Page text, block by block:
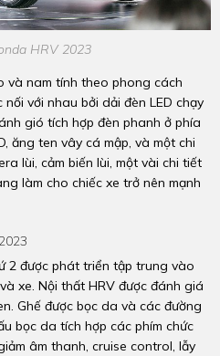
HRV 2023
và nam tính theo phong cách
với nhau bởi dải đèn LED chạy
gió tích hợp đèn phanh ở phía
ăng ten vây cá mập, và một chi
lùi, cảm biến lùi, một vài chi tiết
làm cho chiếc xe trở nên mạnh
2 được phát triển tập trung vào
xe. Nội thất HRV được đánh giá
Ghế được bọc da và các đường
bọc da tích hợp các phím chức
âm thanh, cruise control, lẫy